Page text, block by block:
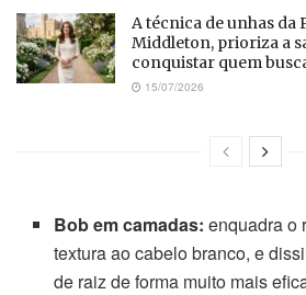
A técnica de unhas da
Middleton, prioriza a
conquistar quem
15/07/2026
Bob em camadas: enquadra o
textura ao cabelo branco, e
de raiz de forma muito mais